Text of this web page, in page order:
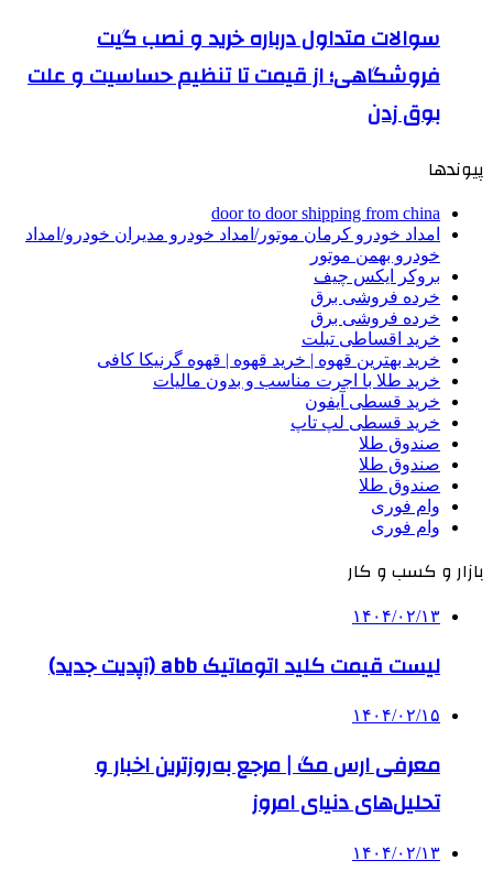
سوالات متداول درباره خرید و نصب گیت
فروشگاهی؛ از قیمت تا تنظیم حساسیت و علت
بوق زدن
پیوندها
door to door shipping from china
امداد خودرو کرمان موتور/امداد خودرو مدیران خودرو/امداد
خودرو بهمن موتور
بروکر ایکس چیف
خرده فروشی برق
خرده فروشی برق
خرید اقساطی تبلت
خرید بهترین قهوه | خرید قهوه | قهوه گرنیکا کافی
خرید طلا با اجرت مناسب و بدون مالیات
خرید قسطی آیفون
خرید قسطی لپ تاپ
صندوق طلا
صندوق طلا
صندوق طلا
وام فوری
وام فوری
بازار و کسب و کار
۱۴۰۴/۰۲/۱۳
لیست قیمت کلید اتوماتیک abb (آپدیت جدید)
۱۴۰۴/۰۲/۱۵
معرفی ارس مگ | مرجع به‌روزترین اخبار و
تحلیل‌های دنیای امروز
۱۴۰۴/۰۲/۱۳